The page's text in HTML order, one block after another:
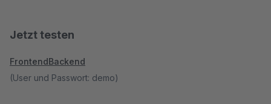
Jetzt testen
FrontendBackend
(User und Passwort: demo)